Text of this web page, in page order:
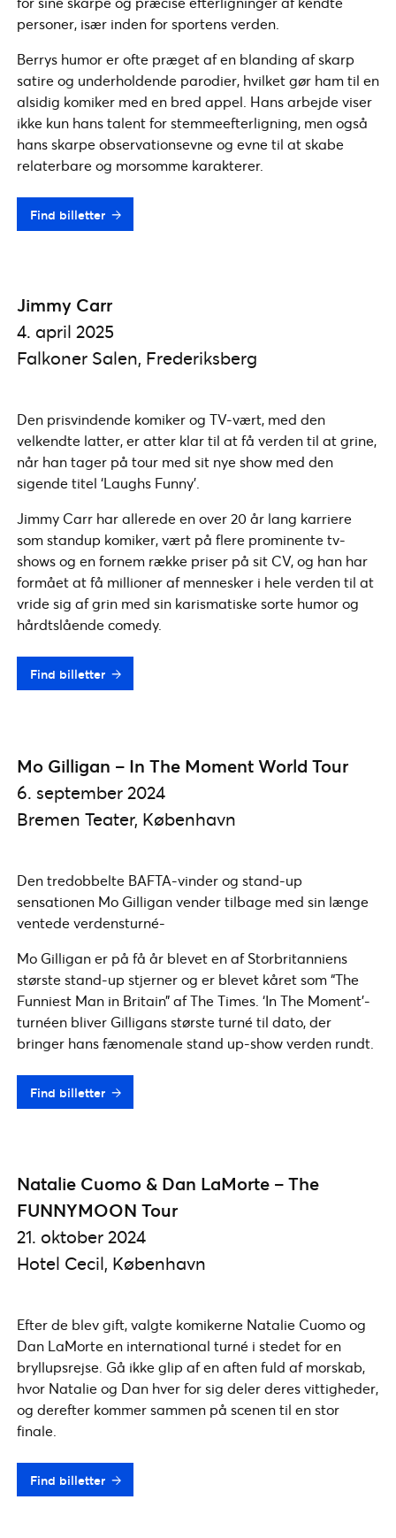
personer, især inden for sportens verden.
Berrys humor er ofte præget af en blanding af skarp
satire og underholdende parodier, hvilket gør ham til en
alsidig komiker med en bred appel. Hans arbejde viser
ikke kun hans talent for stemmeefterligning, men også
hans skarpe observationsevne og evne til at skabe
relaterbare og morsomme karakterer.
Find billetter
Jimmy Carr
4. april 2025
Falkoner Salen, Frederiksberg
Den prisvindende komiker og TV-vært, med den
velkendte latter, er atter klar til at få verden til at grine,
når han tager på tour med sit nye show med den
sigende titel ‘Laughs Funny’.
Jimmy Carr har allerede en over 20 år lang karriere
som standup komiker, vært på flere prominente tv-
shows og en fornem række priser på sit CV, og han har
formået at få millioner af mennesker i hele verden til at
vride sig af grin med sin karismatiske sorte humor og
hårdtslående comedy.
Find billetter
Mo Gilligan – In The Moment World Tour
6. september 2024
Bremen Teater, København
Den tredobbelte BAFTA-vinder og stand-up
sensationen Mo Gilligan vender tilbage med sin længe
ventede verdensturné-
Mo Gilligan er på få år blevet en af Storbritanniens
største stand-up stjerner og er blevet kåret som “The
Funniest Man in Britain” af The Times. ‘In The Moment’-
turnéen bliver Gilligans største turné til dato, der
bringer hans fænomenale stand up-show verden rundt.
Find billetter
Natalie Cuomo & Dan LaMorte – The
FUNNYMOON Tour
21. oktober 2024
Hotel Cecil, København
Efter de blev gift, valgte komikerne Natalie Cuomo og
Dan LaMorte en international turné i stedet for en
bryllupsrejse. Gå ikke glip af en aften fuld af morskab,
hvor Natalie og Dan hver for sig deler deres vittigheder,
og derefter kommer sammen på scenen til en stor
finale.
Find billetter